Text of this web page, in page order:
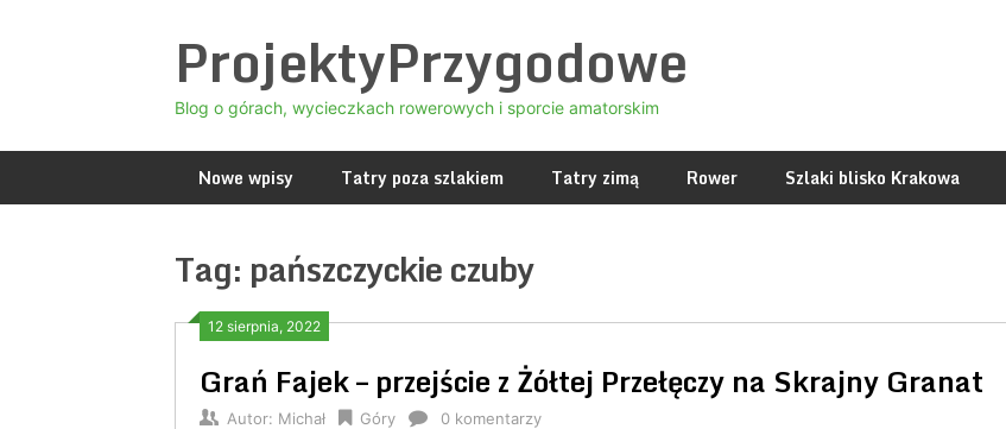
ProjektyPrzygodowe
Blog o górach, wycieczkach rowerowych i sporcie amatorskim
Nowe wpisy Tatry poza szlakiem Tatry zimą Rower Szlaki blisko Krakowa
Tag: pańszczyckie czuby
12 sierpnia, 2022
Grań Fajek – przejście z Żółtej Przełęczy na Skrajny Granat
Autor: Michał Góry 0 komentarzy